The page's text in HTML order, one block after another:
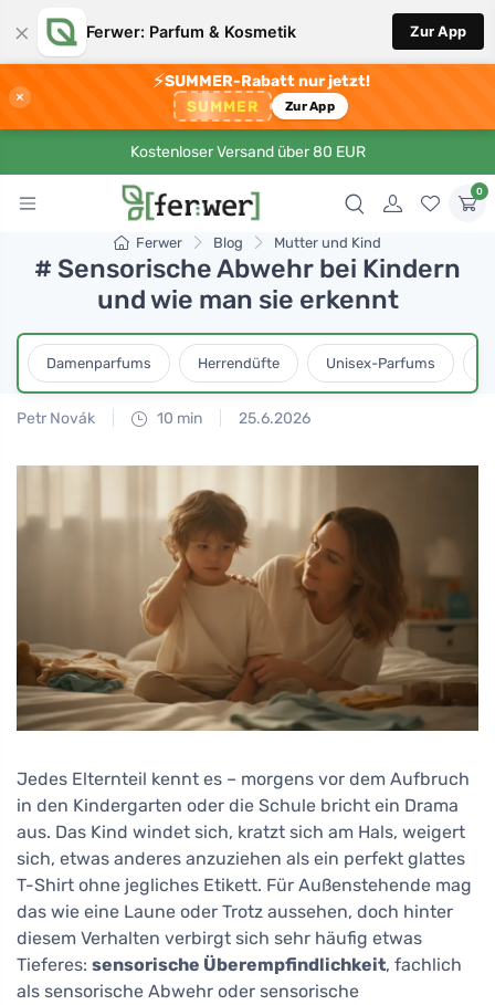
× Ferwer: Parfum & Kosmetik Zur App
×
⚡SUMMER-Rabatt nur jetzt!
SUMMER Zur App
Kostenloser Versand über 80 EUR
0
Ferwer Blog Mutter und Kind
# Sensorische Abwehr bei Kindern
und wie man sie erkennt
Damenparfums Herrendüfte Unisex-Parfums
Petr Novák 10 min 25.6.2026
Jedes Elternteil kennt es – morgens vor dem Aufbruch
in den Kindergarten oder die Schule bricht ein Drama
aus. Das Kind windet sich, kratzt sich am Hals, weigert
sich, etwas anderes anzuziehen als ein perfekt glattes
T-Shirt ohne jegliches Etikett. Für Außenstehende mag
das wie eine Laune oder Trotz aussehen, doch hinter
diesem Verhalten verbirgt sich sehr häufig etwas
Tieferes: sensorische Überempfindlichkeit, fachlich
als sensorische Abwehr oder sensorische